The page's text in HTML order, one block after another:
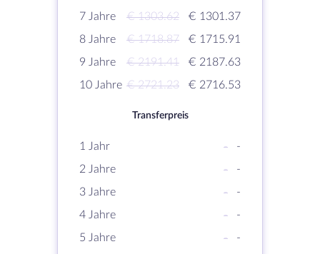
7 Jahre
€ 1303.62
€ 1301.37
8 Jahre
€ 1718.87
€ 1715.91
9 Jahre
€ 2191.41
€ 2187.63
10 Jahre € 2721.23 € 2716.53
Transferpreis
1 Jahr -
-
2 Jahre
-
-
3 Jahre
-
-
4 Jahre
-
-
5 Jahre
-
-